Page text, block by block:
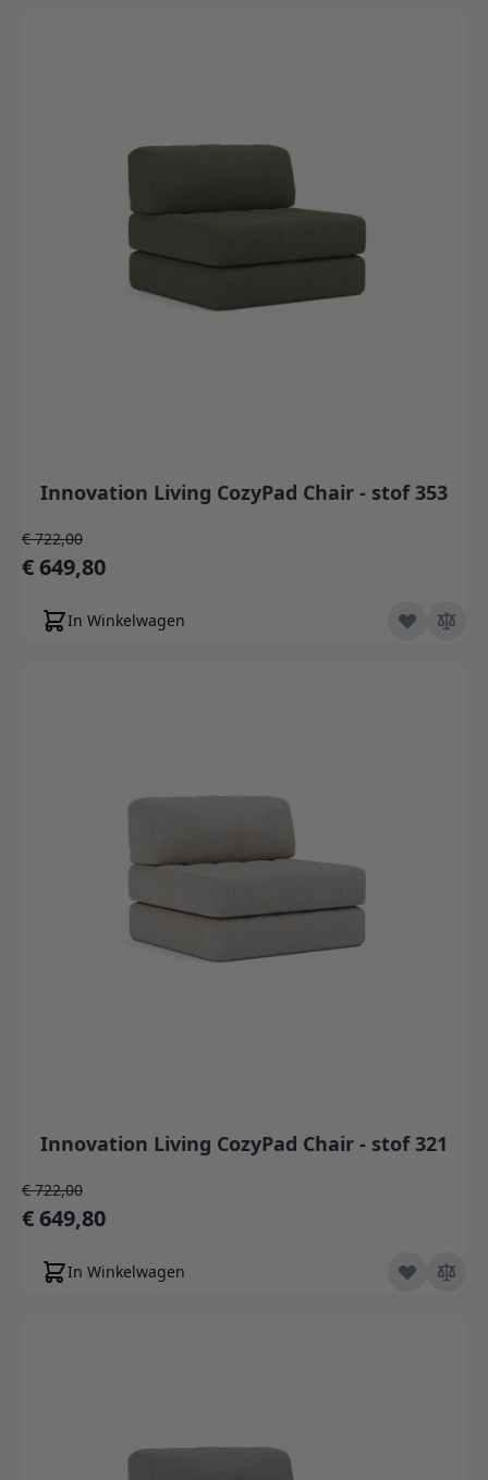
Innovation Living CozyPad Chair - stof 353
Speciale prijs
€ 649,80
Normale prijs
€ 722,00
In Winkelwagen
Innovation Living CozyPad Chair - stof 321
Speciale prijs
€ 649,80
Normale prijs
€ 722,00
In Winkelwagen